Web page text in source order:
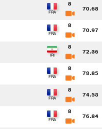
8
70.68
8
70.97
8
72.36
8
73.85
8
74.53
8
76.84